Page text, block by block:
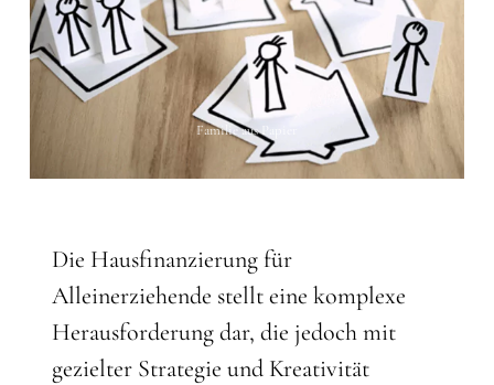
Familie aus Papier
Die Hausfinanzierung für
Alleinerziehende stellt eine komplexe
Herausforderung dar, die jedoch mit
gezielter Strategie und Kreativität